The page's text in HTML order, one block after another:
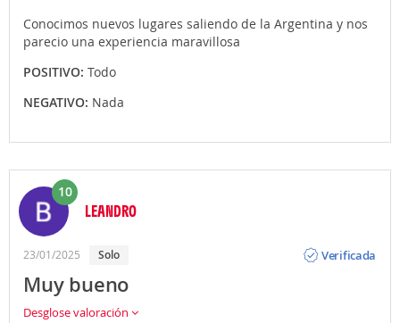
Conocimos nuevos lugares saliendo de la Argentina y nos
parecio una experiencia maravillosa
POSITIVO: Todo
NEGATIVO: Nada
10
LEANDRO
23/01/2025 Solo
Verificada
Muy bueno
Desglose valoración